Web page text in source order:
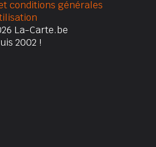
conditions générales
La-Carte.be
2002 !